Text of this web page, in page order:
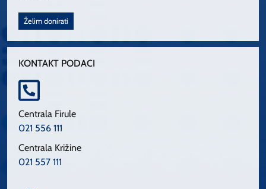
Želim donirati
KONTAKT PODACI
Centrala Firule
021 556 111
Centrala Križine
021 557 111